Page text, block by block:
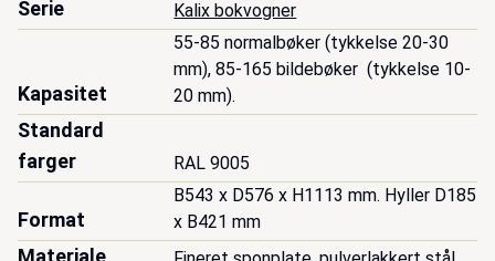
Serie Kalix bokvogner
Kapasitet
55-85 normalbøker (tykkelse 20-30
mm), 85-165 bildebøker  (tykkelse 10-
20 mm).
Standard
farger
RAL 9005
Format
B543 x D576 x H1113 mm. Hyller D185
x B421 mm
Materiale